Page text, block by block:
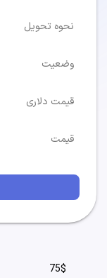
75$
نحوه تحویل
وضعیت
قیمت دلاری
قیمت